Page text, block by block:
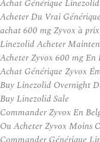
Achat Générique
Acheter Du Vrai
achat 600 mg Zyvox à
Linezolid Acheter
Acheter Zyvox 600 mg
Achat Générique Zyvox
Buy Linezolid Overnight
Buy Linezolid Sale
Commander Zyvox En
Ou Acheter Zyvox Moins